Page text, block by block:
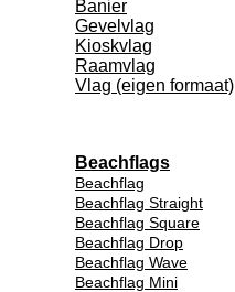
Banier
Gevelvlag
Kioskvlag
Raamvlag
Vlag (eigen formaat)
Beachflags
Beachflag
Beachflag Straight
Beachflag Square
Beachflag Drop
Beachflag Wave
Beachflag Mini